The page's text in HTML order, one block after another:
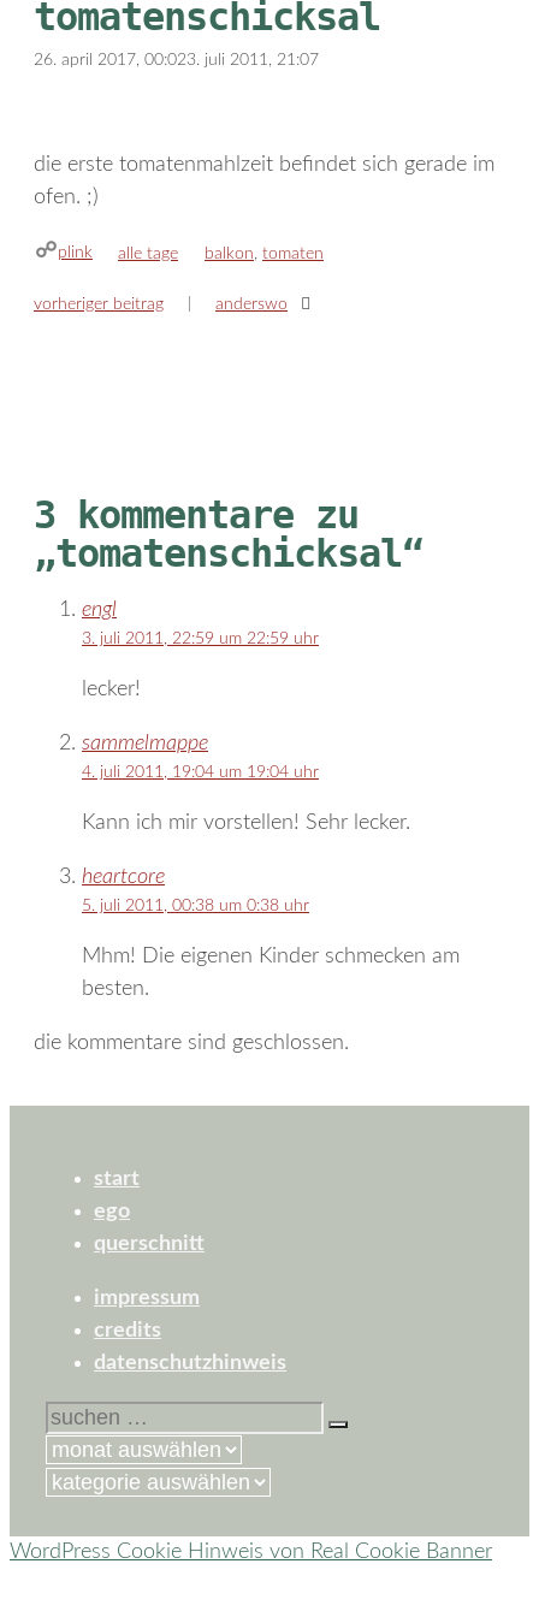
tomatenschicksal
26. april 2017, 00:023. juli 2011, 21:07
die erste tomatenmahlzeit befindet sich gerade im
ofen. ;)
plink kategorien
alle tage schlagwörter
balkon tomaten
vorheriger beitrag anderswo
3 kommentare zu
„tomatenschicksal“
engl
3. juli 2011, 22:59 um 22:59 uhr
lecker!
sammelmappe
4. juli 2011, 19:04 um 19:04 uhr
Kann ich mir vorstellen! Sehr lecker.
heartcore
5. juli 2011, 00:38 um 0:38 uhr
Mhm! Die eigenen Kinder schmecken am
besten.
die kommentare sind geschlossen.
start
ego
querschnitt
impressum
credits
datenschutzhinweis
suchen
nach:
kategorien
WordPress Cookie Hinweis von Real Cookie Banner